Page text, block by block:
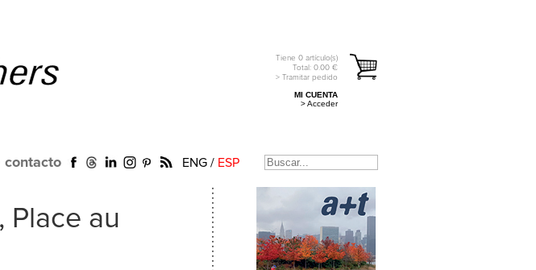
Tiene 0 artículo(s)
Total: 0.00 €
> Tramitar pedido
MI CUENTA
> Acceder
contacto ENG / ESP
Place au